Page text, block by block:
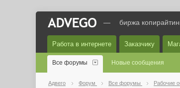
— биржа
Работа в интернете Заказчику
Все форумы Новые сообщения
Адвего Форум Все форумы Рабочие